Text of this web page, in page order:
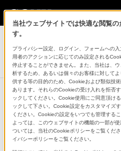
テレビ ブラビア
フルハイビジョン液晶テレビ
W920Aシリーズ
フロアスタンド
壁掛けユニット
3D対応アクセサリー
その他アクセサリー
当社ウェブサイトでは快適な閲覧
す。
プライバシー設定、ログイン、フォームへの
用者のアクションに応じてのみ設定される
停止することができません。また、当社は、
析するため、あるいは個々のお客様に対して
供する等の目的のため、Cookieおよび類似技
あります。それらのCookieの受け入れを拒否
ックしてください。Cookie使用にご同意頂け
ックして下さい。Cookie設定をカスタマイズ
ください。Cookieの設定をいつでも管理する
よっては、このウェブサイトの機能の一部が
ついては、当社のCookieポリシーをご覧くだ
イバシーポリシーをご覧ください。